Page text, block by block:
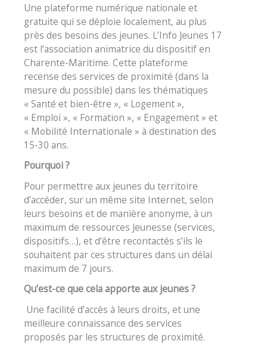
Une plateforme numérique nationale et
gratuite qui se déploie localement, au plus
près des besoins des jeunes. L’Info Jeunes 17
est l’association animatrice du dispositif en
Charente-Maritime. Cette plateforme
recense des services de proximité (dans la
mesure du possible) dans les thématiques
« Santé et bien-être », « Logement »,
« Emploi », « Formation », « Engagement » et
« Mobilité Internationale » à destination des
15-30 ans.
Pourquoi ?
Pour permettre aux jeunes du territoire
d’accéder, sur un même site Internet, selon
leurs besoins et de manière anonyme, à un
maximum de ressources Jeunesse (services,
dispositifs…), et d’être recontactés s’ils le
souhaitent par ces structures dans un délai
maximum de 7 jours.
Qu’est-ce que cela apporte aux jeunes ?
Une facilité d’accès à leurs droits, et une
meilleure connaissance des services
proposés par les structures de proximité.